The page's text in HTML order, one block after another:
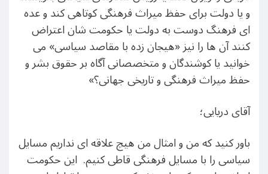
و یا دولت برای حفظ میراث فرهنگی کوتاهی کند و عده
ای فرهنگ دوست به دولت یا حکومت شان اعتراض
کنند آن ها را نیز «هیجان زده با مقاصد سیاسی» می
خوانید یا کوشندگان و متخصصانی آگاه بر حقوق بشر و
حفظ میراث فرهنگی و تاریخی جهانی؟»
آقای دریایی؛
باور کنید که من و امثال من هیچ علاقه ای نداریم مسایل
سیاسی را با مسایل فرهنگی قاطی کنیم. این حکومت